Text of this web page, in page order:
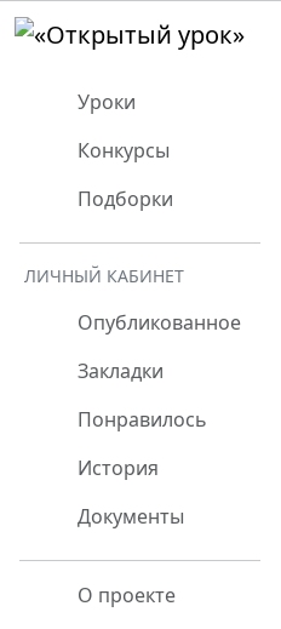
Уроки
Конкурсы
Подборки
ЛИЧНЫЙ КАБИНЕТ
Опубликованное
Закладки
Понравилось
История
Документы
О проекте